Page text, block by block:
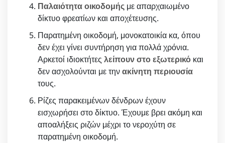
Παλαιότητα οικοδομής με απαρχαιωμένο
δίκτυο φρεατίων και αποχέτευσης.
Παρατημένη οικοδομή, μονοκατοικία κα, όπου
δεν έχει γίνει συντήρηση για πολλά χρόνια.
Αρκετοί ιδιοκτήτες λείπουν στο εξωτερικό και
δεν ασχολούνται με τηνακίνητη περιουσία
τους.
Ρίζες παρακειμένων δένδρων έχουν
εισχωρήσει στο δίκτυο. Έχουμε βρει ακόμη και
αποαλήξεις ριζών μέχρι το νεροχύτη σε
παρατημένη οικοδομή.